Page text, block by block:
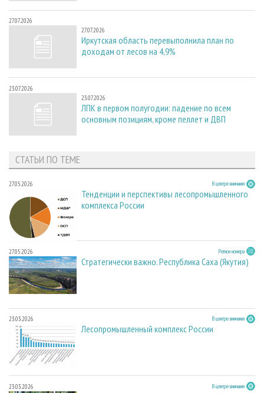
27.07.2026
27.07.2026
Иркутская область перевыполнила план по
доходам от лесов на 4,9%
23.07.2026
23.07.2026
ЛПК в первом полугодии: падение по всем
основным позициям, кроме пеллет и ДВП
СТАТЬИ ПО ТЕМЕ
27.05.2026 В центре внимания
Тенденции и перспективы лесопромышленного
комплекса России
27.05.2026 Регион номера
Стратегически важно. Республика Саха (Якутия)
23.03.2026 В центре внимания
Лесопромышленный комплекс России
23.03.2026 В центре внимания